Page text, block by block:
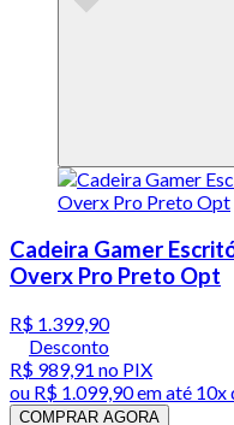
Cadeira Gamer
Overx Pro Preto Opt
R$ 1.399,90
Desconto
R$ 989,91 no PIX
ou R$ 1.099,90em até 10x
COMPRAR AGORA